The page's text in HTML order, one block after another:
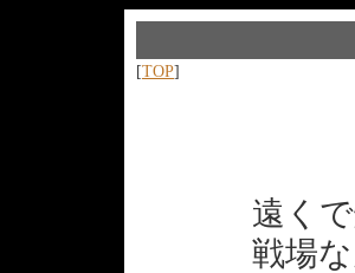
[TOP]
遠くで
戦場な